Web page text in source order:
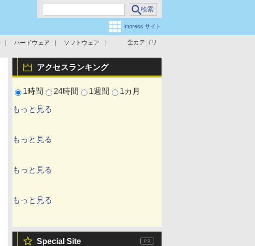
Impress サイト
全カテゴリ
ハードウェア
ソフトウェア
アクセスランキング
1時間 24時間 1週間 1カ月
もっと見る
もっと見る
もっと見る
もっと見る
Special Site